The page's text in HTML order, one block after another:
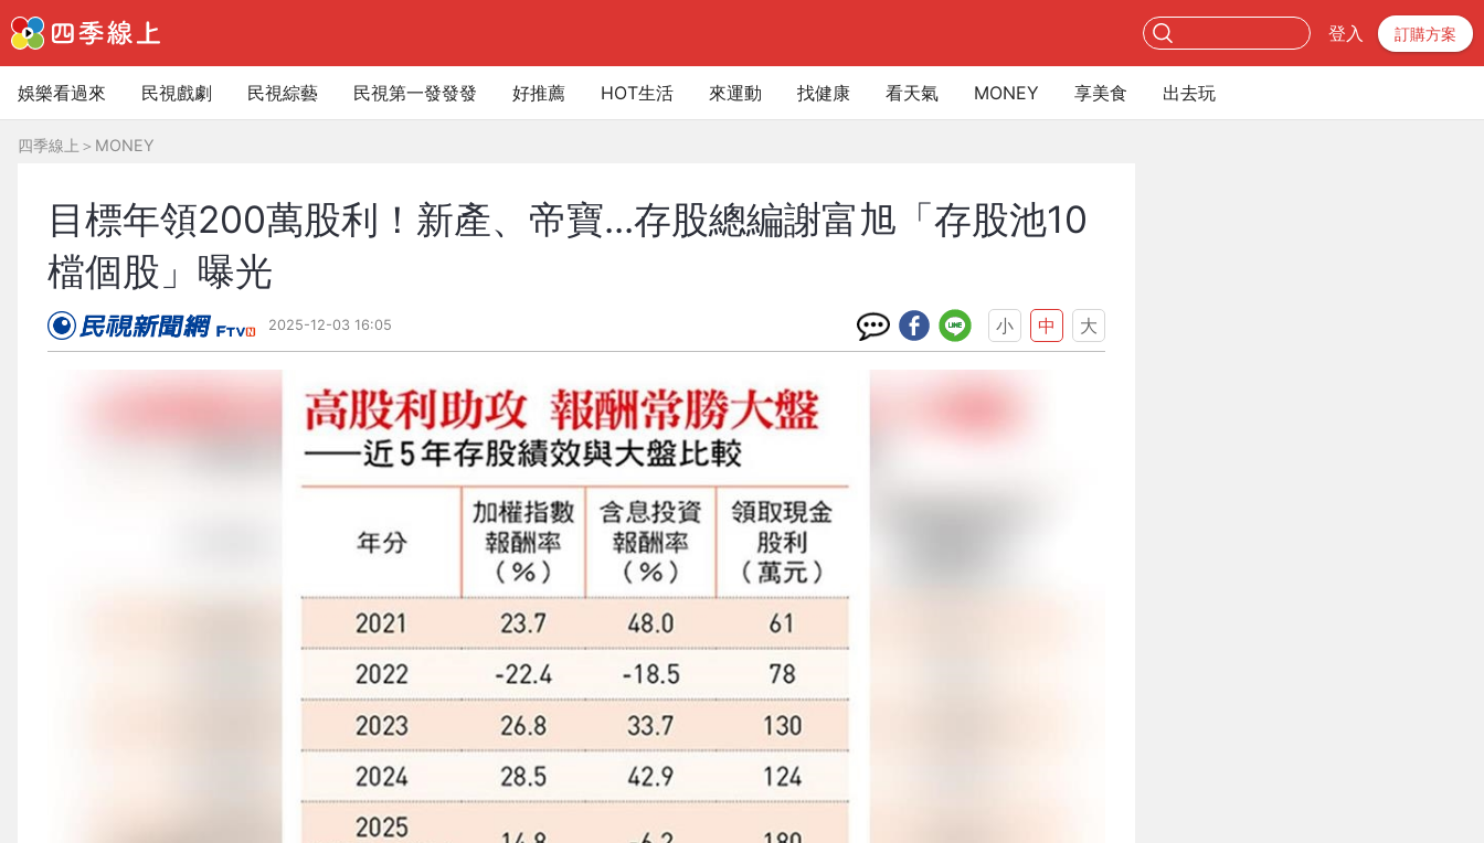
登入 訂購方案
娛樂看過來 民視戲劇 民視綜藝 民視第一發發發 好推薦 HOT生活 來運動 找健康 看天氣 MONEY 享美食 出去玩
四季線上 ＞ MONEY
目標年領200萬股利！新產、帝寶...存股總編謝富旭「存股池10
檔個股」曝光
2025-12-03 16:05 小 中 大